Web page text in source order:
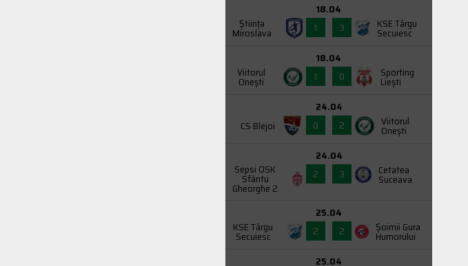
Știința
Miroslava
18.04
1
3 KSE Târgu
Secuiesc
Viitorul
Onești
18.04
1
0 Sporting
Liești
CS Blejoi
24.04
0
2 Viitorul
Onești
Sepsi OSK
Sfântu
Gheorghe 2
24.04
2
3 Cetatea
Suceava
KSE Târgu
Secuiesc
25.04
2
2 Şoimii Gura
Humorului
25.04